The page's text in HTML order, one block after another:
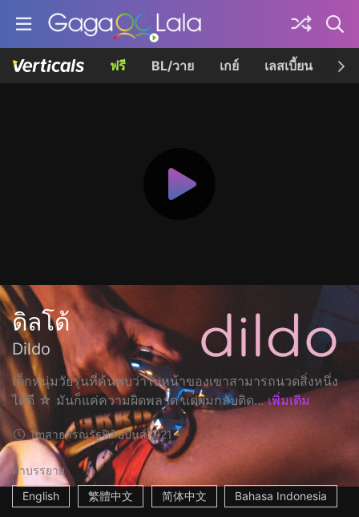
ฟรี BL/วาย เกย์ เลสเบี้ยน เค
ดิลโด้
Dildo
เด็กหนุ่มวัยรุ่นที่ค้นพบว่าใบหน้าของเขาสามารถนวดสิ่งหนึ่ง
ได้ดี ☆ มันก็แค่ความผิดพลาด แต่ผมกลับติด... เพิ่มเติม
1mสาธารณรัฐฟิลิปปินส์2021
คำบรรยาย
English
繁體中文 简体中文 Bahasa Indonesia